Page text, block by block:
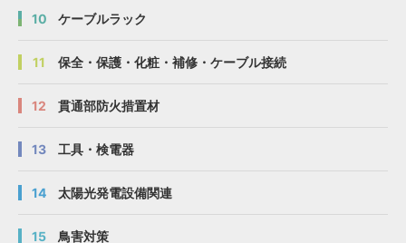
10 ケーブルラック
11 保全・保護・化粧・補修・ケーブル接続
12 貫通部防火措置材
13 工具・検電器
14 太陽光発電設備関連
15 鳥害対策